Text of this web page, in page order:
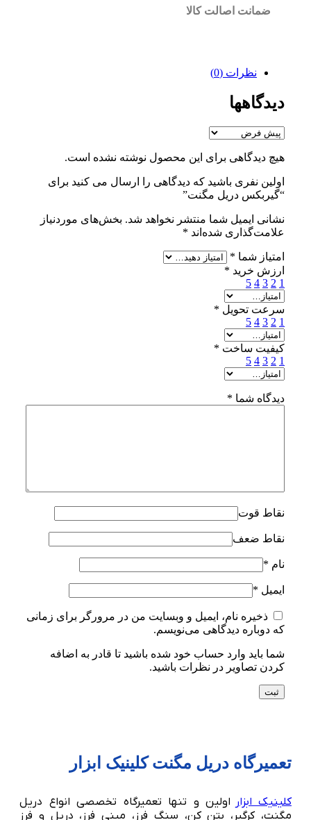
ضمانت اصالت کالا
نظرات (0)
دیدگاهها
هیچ دیدگاهی برای این محصول نوشته نشده است.
اولین نفری باشید که دیدگاهی را ارسال می کنید برای
“گیربکس دریل مگنت”
نشانی ایمیل شما منتشر نخواهد شد. بخش‌های موردنیاز
علامت‌گذاری شده‌اند *
امتیاز شما *
ارزش خرید *
1
2
3
4
5
سرعت تحویل *
1
2
3
4
5
کیفیت ساخت *
1
2
3
4
5
دیدگاه شما *
نقاط قوت
نقاط ضعف
نام *
ایمیل *
ذخیره نام، ایمیل و وبسایت من در مرورگر برای زمانی
که دوباره دیدگاهی می‌نویسم.
شما باید وارد حساب خود شده باشید تا قادر به اضافه
کردن تصاویر در نظرات باشید.
تعمیرگاه دریل مگنت کلینیک ابزار
کلینیک ابزار اولین و تنها تعمیرگاه تخصصی انواع دریل
مگنت، کرگیر، بتن کن، سنگ فرز، مینی فرز، دریل و فرز